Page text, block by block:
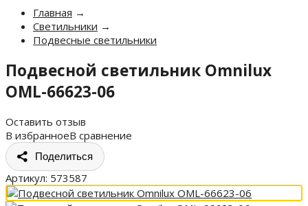
Главная →
Светильники →
Подвесные светильники
Подвесной светильник Omnilux
OML-66623-06
Оставить отзыв
В избранноеВ сравнение
Поделиться
Артикул: 573587